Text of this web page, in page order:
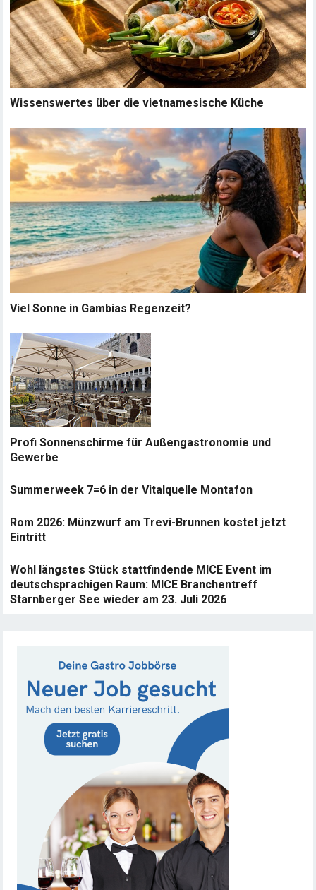
Wissenswertes über die vietnamesische Küche
Viel Sonne in Gambias Regenzeit?
Profi Sonnenschirme für Außengastronomie und
Gewerbe
Summerweek 7=6 in der Vitalquelle Montafon
Rom 2026: Münzwurf am Trevi-Brunnen kostet jetzt
Eintritt
Wohl längstes Stück stattfindende MICE Event im
deutschsprachigen Raum: MICE Branchentreff
Starnberger See wieder am 23. Juli 2026